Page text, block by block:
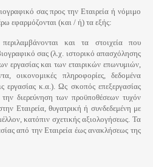
σας προς την Εταιρεία ή νόμιμο
εφαρμόζονται (και / ή) τα εξής:
και τα στοιχεία που
σας (λ.χ. ιστορικό απασχόλησης
εργασίας και των εταιρικών επωνυμιών,
οικονομικές πληροφορίες, δεδομένα
εργασίας κ.α.). Ως σκοπός επεξεργασίας
την διερεύνηση των προϋποθέσεων τυχόν
Εταιρεία, θυγατρική ή συνδεδεμένη με
κατόπιν σχετικής αξιολογήσεως. Τα
από την Εταιρεία έως ανακλήσεως της